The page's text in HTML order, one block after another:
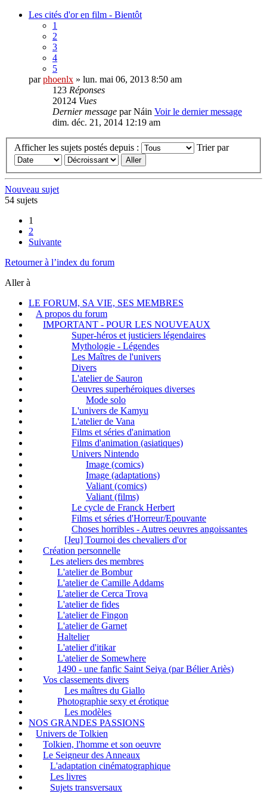
Les cités d'or en film - Bientôt
1
2
3
4
5
parphoenlx » lun. mai 06, 2013 8:50 am
123 Réponses
20124 Vues
Dernier message parNáin Voir le dernier message
dim. déc. 21, 2014 12:19 am
Afficher les sujets postés depuis : Trier par
Nouveau sujet
54 sujets
1
2
Suivante
Retourner à l’index du forum
Aller à
LE FORUM, SA VIE, SES MEMBRES
A propos du forum
IMPORTANT - POUR LES NOUVEAUX
Super-héros et justiciers légendaires
Mythologie - Légendes
Les Maîtres de l'univers
Divers
L'atelier de Sauron
Oeuvres superhéroiques diverses
Mode solo
L'univers de Kamyu
L'atelier de Vana
Films et séries d'animation
Films d'animation (asiatiques)
Univers Nintendo
Image (comics)
Image (adaptations)
Valiant (comics)
Valiant (films)
Le cycle de Franck Herbert
Films et séries d'Horreur/Epouvante
Choses horribles - Autres oeuvres angoissantes
[Jeu] Tournoi des chevaliers d'or
Création personnelle
Les ateliers des membres
L'atelier de Bombur
L'atelier de Camille Addams
L'atelier de Cerca Trova
L'atelier de fides
L'atelier de Fingon
L'atelier de Garnet
Haltelier
L'atelier d'itikar
L'atelier de Somewhere
1490 - une fanfic Saint Seiya (par Bélier Ariès)
Vos classements divers
Les maîtres du Giallo
Photographie sexy et érotique
Les modèles
NOS GRANDES PASSIONS
Univers de Tolkien
Tolkien, l'homme et son oeuvre
Le Seigneur des Anneaux
L'adaptation cinématographique
Les livres
Sujets transversaux